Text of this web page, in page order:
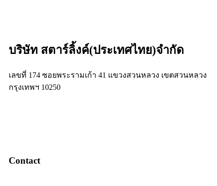
บริษัท สตาร์ลิ้งค์(ประเทศไทย)จำกัด
เลขที่ 174 ซอยพระรามเก้า 41 แขวงสวนหลวง เขตสวนหลวง
กรุงเทพฯ 10250
Contact